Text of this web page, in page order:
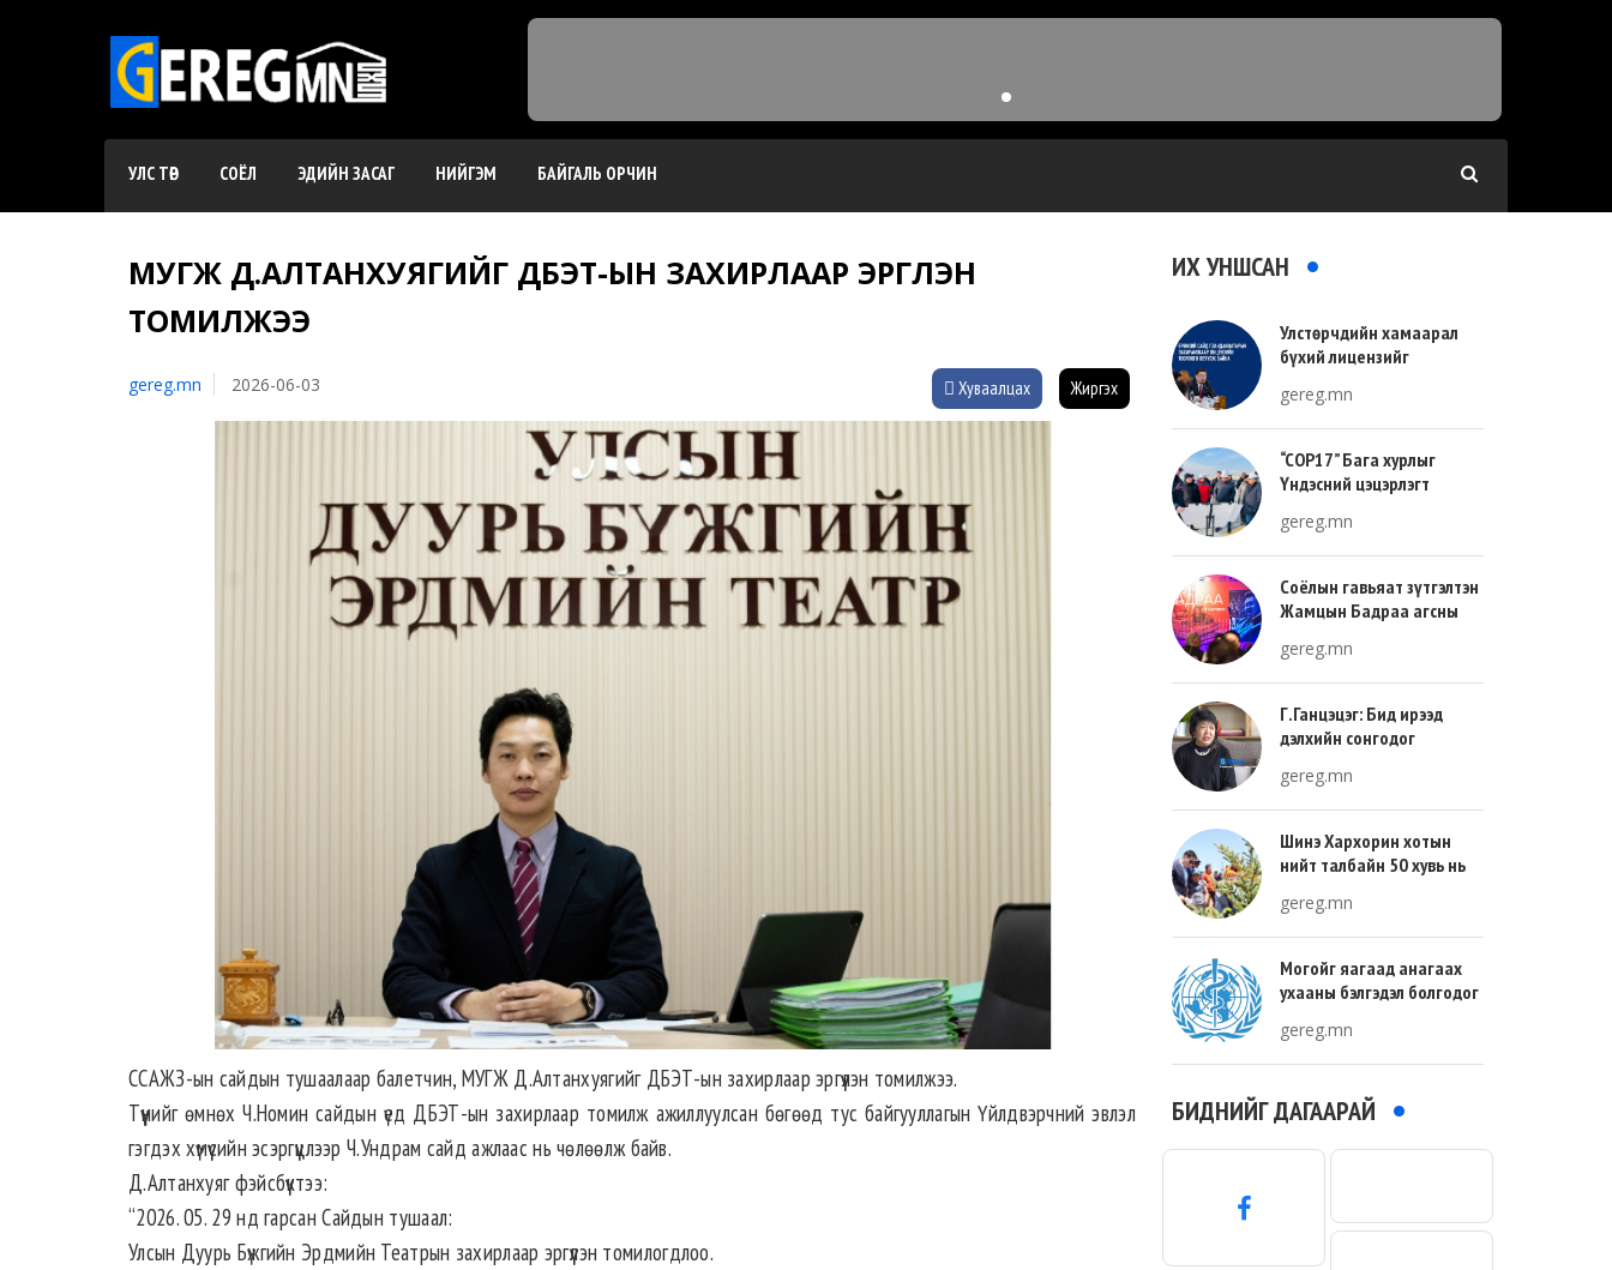
УЛС ТӨР СОЁЛ ЭДИЙН ЗАСАГ НИЙГЭМ БАЙГАЛЬ ОРЧИН
МУГЖ Д.АЛТАНХУЯГИЙГ ДБЭТ-ЫН ЗАХИРЛААР ЭРГҮҮЛЭН
ТОМИЛЖЭЭ
gereg.mn 2026-06-03 Хуваалцах Жиргэх
ССАЖЗ-ын сайдын тушаалаар балетчин, МУГЖ Д.Алтанхуягийг ДБЭТ-ын захирлаар эргүүлэн томилжээ.
Түүнийг өмнөх Ч.Номин сайдын үед ДБЭТ-ын захирлаар томилж ажиллуулсан бөгөөд тус байгууллагын Үйлдвэрчний эвлэл
гэгдэх хүмүүсийн эсэргүүцлээр Ч.Ундрам сайд ажлаас нь чөлөөлж байв.
Д.Алтанхуяг фэйсбүүктээ:
“2026. 05. 29 нд гарсан Сайдын тушаал:
Улсын Дуурь Бүжгийн Эрдмийн Театрын захирлаар эргүүлэн томилогдлоо.
ИХ УНШСАН
Улстөрчдийн хамаарал
бүхий лицензийг
gereg.mn
“COP17” Бага хурлыг
Үндэсний цэцэрлэгт
зохион байгуулна
gereg.mn
Соёлын гавьяат зүтгэлтэн
Жамцын Бадраа агсны
тохиож байна
gereg.mn
Г.Ганцэцэг: Бид ирээд
дэлхийн сонгодог
хөгжлийн тухай л ярьсан
gereg.mn
Шинэ Хархорин хотын
нийт талбайн 50 хувь нь
хувь нь барилгажих
талбай, 20 хувь нь авто
зам байна
gereg.mn
Могойг яагаад анагаах
ухааны бэлгэдэл болгодог
gereg.mn
БИДНИЙГ ДАГААРАЙ